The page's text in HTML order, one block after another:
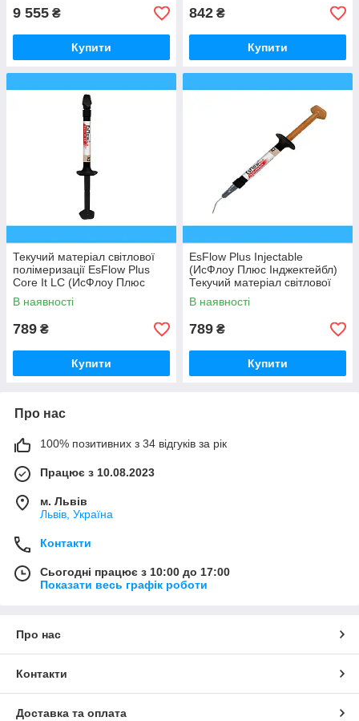
9 555 ₴
Купити
842 ₴
Купити
Текучий матеріал світлової
полімеризації EsFlow Plus
Core It LC (ИсФлоу Плюс
Коре-іт ЛС) 2.5г х 2шпр, А2
В наявності
789 ₴
Купити
EsFlow Plus Injectable
(ИсФлоу Плюс Інджектейбл)
Текучий матеріал світлової
полімеризації 2.5г, А3
В наявності
789 ₴
Купити
Про нас
100% позитивних з 34 відгуків за рік
Працює з 10.08.2023
м. Львів
Львів, Україна
Контакти
Сьогодні працює з 10:00 до 17:00
Показати весь графік роботи
Про нас
Контакти
Доставка та оплата